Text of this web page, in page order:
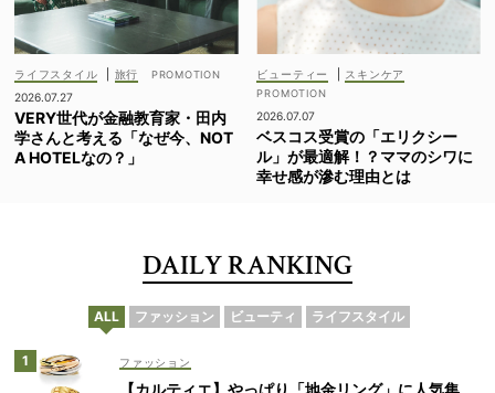
ライフスタイル
旅行
2026.07.27
VERY世代が金融教育家・田内
学さんと考える「なぜ今、NOT
A HOTELなの？」
ビューティー スキンケア
2026.07.07
ベスコス受賞の「エリクシー
ル」が最適解！？ママのシワに
幸せ感が滲む理由とは
DAILY RANKING
ALL ファッション ビューティ ライフスタイル
ファッション
【カルティエ】やっぱり「地金リング」に人気集